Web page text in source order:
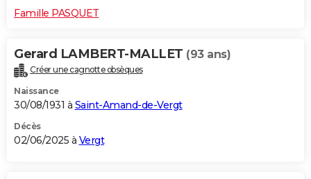
Famille PASQUET
Gerard LAMBERT-MALLET (93 ans)
Créer une cagnotte obsèques
Naissance
30/08/1931 à Saint-Amand-de-Vergt
Décès
02/06/2025 à Vergt